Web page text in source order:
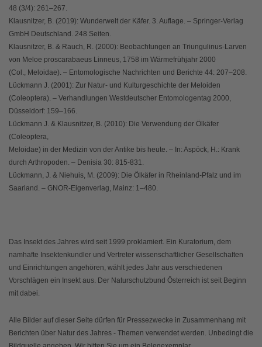
48 (3/4): 261–267.
Klausnitzer, B. (2019): Wunderwelt der Käfer. 3. Auflage. – Springer-Verlag
GmbH Deutschland. 248 Seiten.
Klausnitzer, B. & Rauch, R. (2000): Beobachtungen an Triungulinus-Larven
von Meloe proscarabaeus Linneus, 1758 im Wärmefrühjahr 2000
(Col., Meloidae). – Entomologische Nachrichten und Berichte 44: 207–208.
Lückmann J. (2001): Zur Natur- und Kulturgeschichte der Meloiden
(Coleoptera). – Verhandlungen Westdeutscher Entomologentag 2000,
Düsseldorf: 159–166.
Lückmann J. & Klausnitzer, B. (2010): Die Verwendung der Ölkäfer
(Coleoptera,
Meloidae) in der Medizin von der Antike bis heute. – In: Aspöck, H.: Krank
durch Arthropoden. – Denisia 30: 815-831.
Lückmann, J. & Niehuis, M. (2009): Die Ölkäfer in Rheinland-Pfalz und im
Saarland. – GNOR-Eigenverlag, Mainz: 1–480.
Das Insekt des Jahres wird seit 1999 proklamiert. Ein Kuratorium, dem
namhafte Insektenkundler und Vertreter wissenschaftlicher Gesellschaften
und Einrichtungen angehören, wählt jedes Jahr aus verschiedenen
Vorschlägen ein Insekt aus. Der Naturschutzbund Österreich ist seit Beginn
mit dabei.
Alle Bilder auf dieser Seite dürfen für Pressezwecke in Zusammenhang mit
Berichten über Natur des Jahres - Themen verwendet werden. Unbedingt die